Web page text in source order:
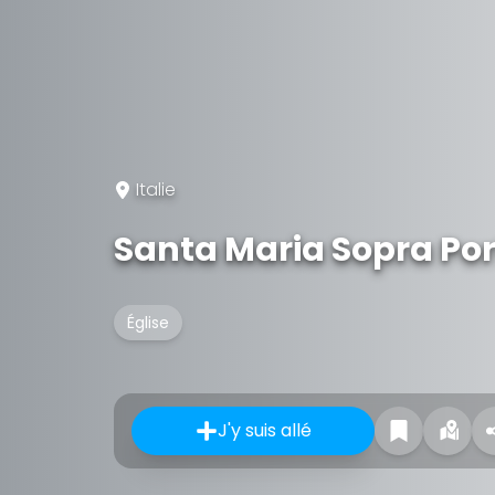
Italie
Santa Maria Sopra
Église
J'y suis allé